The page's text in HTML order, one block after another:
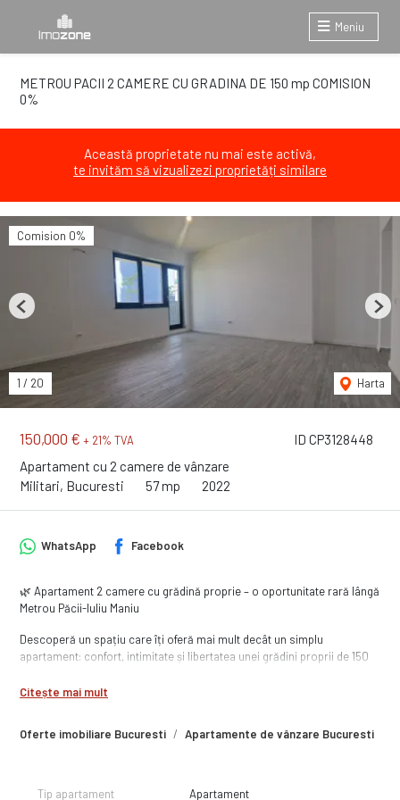
Meniu
METROU PACII 2 CAMERE CU GRADINA DE 150 mp COMISION
0%
Această proprietate nu mai este activă,
te invităm să vizualizezi proprietăți similare
ID CP3128448
150,000 € + 21% TVA
Apartament cu 2 camere de vânzare
Militari, Bucuresti
57 mp 2022
Comision 0%
1 / 20 Harta
Previous Next
Oferte imobiliare Bucuresti Apartamente de vânzare Bucuresti
WhatsApp Facebook
🌿 Apartament 2 camere cu grădină proprie – o oportunitate rară lângă
Metrou Păcii-Iuliu Maniu
Descoperă un spațiu care îți oferă mai mult decât un simplu
apartament: confort, intimitate și libertatea unei grădini proprii de 150
echilibrul perfect între viața urbană și relaxarea în aer liber.
✔️ Finisaje premium „la cheie” – te muți fără griji
Citește mai mult
Tip apartament Apartament